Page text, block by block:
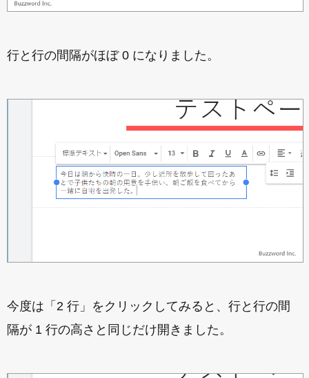
行と行の間隔がほぼ 0 になりました。
今度は「2 行」をクリックしてみると、行と行の間
隔が 1 行の高さと同じだけ開きました。